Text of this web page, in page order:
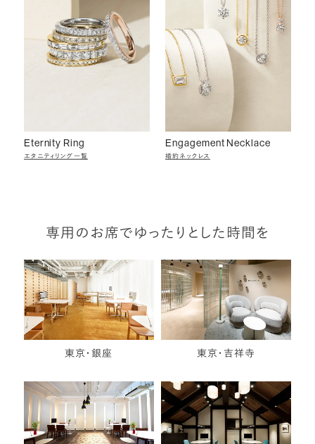
Eternity Ring
エタニティリング一覧
Engagement Necklace
婚約ネックレス
専用のお席でゆったりとした時間を
東京・銀座 東京・吉祥寺